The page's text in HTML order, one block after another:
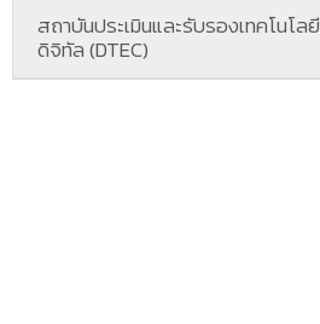
สถาบันประเมินและรับรองเทคโนโลยี
ดิจิทัล (DTEC)